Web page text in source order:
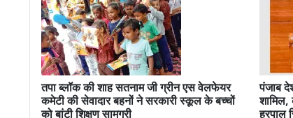
तपा ब्लॉक की शाह सतनाम जी ग्रीन एस वेलफेयर
कमेटी की सेवादार बहनों ने सरकारी स्कूल के बच्चों
पंजाब